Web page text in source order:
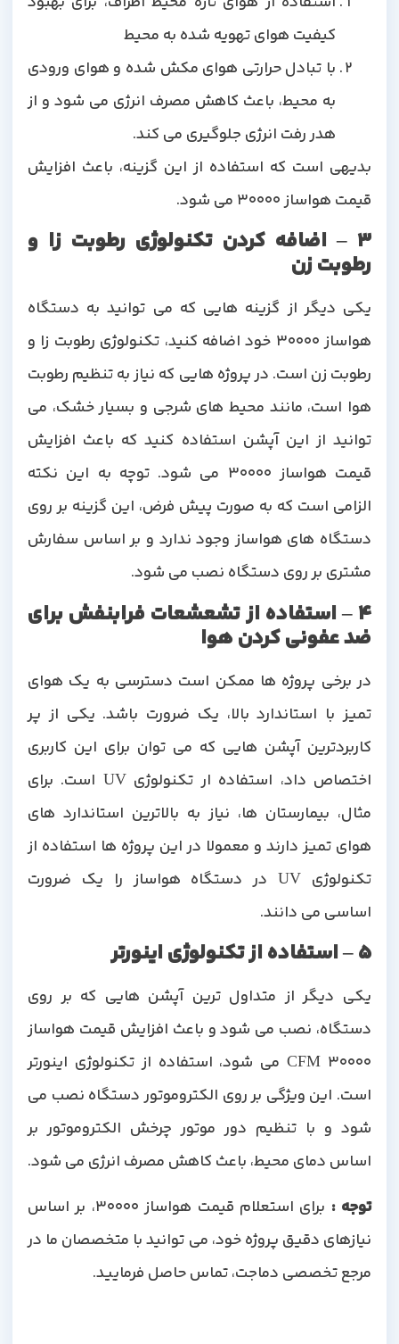
کیفیت هوای تهویه شده به محیط
با تبادل حرارتی هوای مکش شده و هوای ورودی
به محیط، باعث کاهش مصرف انرژی می شود و از
هدر رفت انرژی جلوگیری می کند.
بدیهی است که استفاده از این گزینه، باعث افزایش
قیمت هواساز 30000 می شود.
3 – اضافه کردن تکنولوژی رطوبت زا و
رطوبت زن
یکی دیگر از گزینه هایی که می توانید به دستگاه
هواساز 30000 خود اضافه کنید، تکنولوژی رطوبت زا و
رطوبت زن است. در پروژه هایی که نیاز به تنظیم رطوبت
هوا است، مانند محیط های شرجی و بسیار خشک، می
توانید از این آپشن استفاده کنید که باعث افزایش
قیمت هواساز 30000 می شود. توچه به این نکته
الزامی است که به صورت پیش فرض، این گزینه بر روی
دستگاه های هواساز وجود ندارد و بر اساس سفارش
مشتری بر روی دستگاه نصب می شود.
4 – استفاده از تشعشعات فرابنفش برای
ضد عفونی کردن هوا
در برخی پروژه ها ممکن است دسترسی به یک هوای
تمیز با استاندارد بالا، یک ضرورت باشد. یکی از پر
کاربردترین آپشن هایی که می توان برای این کاربری
اختصاص داد، استفاده ار تکنولوژی UV است. برای
مثال، بیمارستان ها، نیاز به بالاترین استاندارد های
هوای تمیز دارند و معمولا در این پروژه ها استفاده از
تکنولوژی UV در دستگاه هواساز را یک ضرورت
اساسی می دانند.
5 – استفاده از تکنولوژی اینورتر
یکی دیگر از متداول ترین آپشن هایی که بر روی
دستگاه، نصب می شود و باعث افزایش قیمت هواساز
30000 CFM می شود، استفاده از تکنولوژی اینورتر
است. این ویژگی بر روی الکتروموتور دستگاه نصب می
شود و با تنظیم دور موتور چرخش الکتروموتور بر
اساس دمای محیط، باعث کاهش مصرف انرژی می شود.
توجه :
برای استعلام قیمت هواساز 30000، بر اساس
نیازهای دقیق پروژه خود، می توانید با متخصصان ما در
مرجع تخصصی دماجت، تماس حاصل فرمایید.